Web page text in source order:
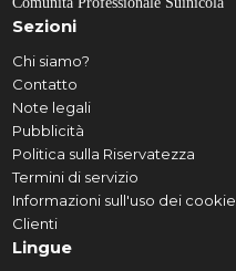
Sezioni
Chi siamo?
Contatto
Note legali
Pubblicità
Politica sulla Riservatezza
Termini di servizio
Informazioni sull'uso dei cookie
Clienti
Lingue